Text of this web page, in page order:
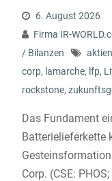
6. August 2026
Firma IR-
/ Bilanzen
aktien
corp, lamarche, lfp,
rockstone,
Das Fundament
Batterielieferkette
Corp. (CSE: